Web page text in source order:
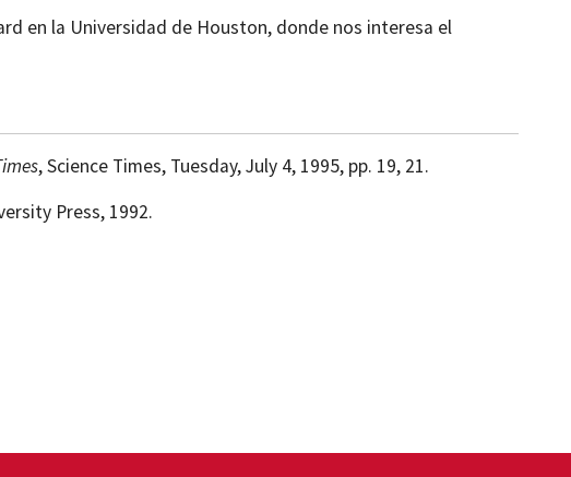
en la Universidad de Houston, donde nos interesa el
, Science Times, Tuesday, July 4, 1995, pp. 19, 21.
Press, 1992.